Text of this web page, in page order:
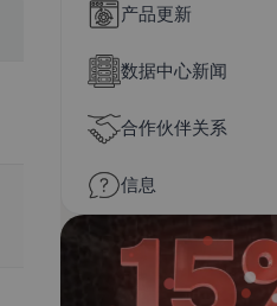
产品更新
数据中心新闻
合作伙伴关系
信息